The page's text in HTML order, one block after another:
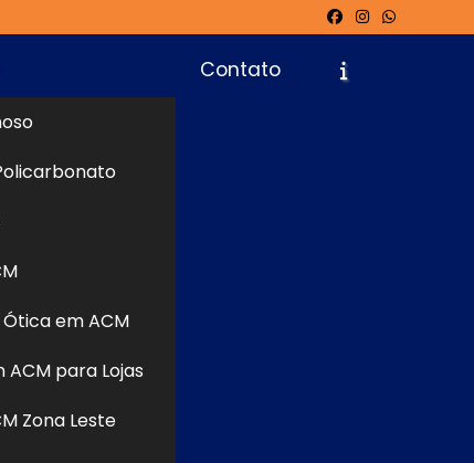
em ACM
ACM para Lojas
Zona Leste
Contato